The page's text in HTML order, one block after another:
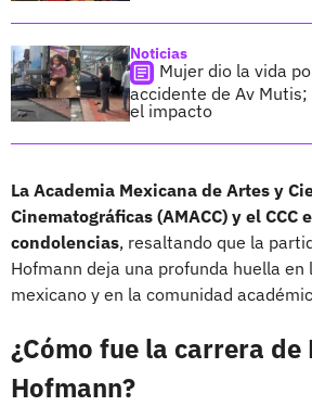
Noticias
Mujer dio la vida
accidente de Av
el impacto
La Academia Mexicana de Artes y
Cinematográficas (AMACC) y el CCC
condolencias, resaltando que la
Hofmann deja una profunda huella
mexicano y en la comunidad
¿Cómo fue la carrera de
Hofmann?